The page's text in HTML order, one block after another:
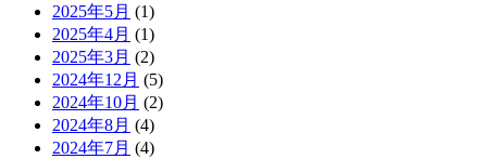
2025年5月 (1)
2025年4月 (1)
2025年3月 (2)
2024年12月 (5)
2024年10月 (2)
2024年8月 (4)
2024年7月 (4)